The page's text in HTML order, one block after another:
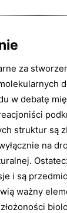
za
w debatę
struktur są
na
i są
ważny